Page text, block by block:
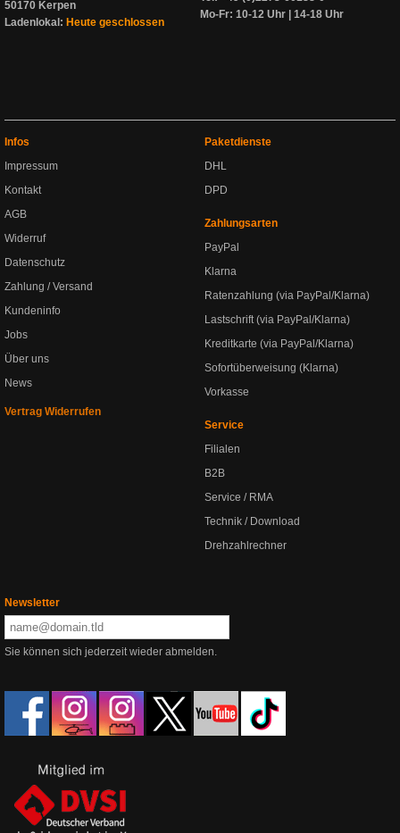
50170 Kerpen
Ladenlokal: Heute geschlossen
Mo-Fr: 10-12 Uhr | 14-18 Uhr
Infos
Impressum
Kontakt
AGB
Widerruf
Datenschutz
Zahlung / Versand
Kundeninfo
Jobs
Über uns
News
Vertrag Widerrufen
Paketdienste
DHL
DPD
Zahlungsarten
PayPal
Klarna
Ratenzahlung (via PayPal/Klarna)
Lastschrift (via PayPal/Klarna)
Kreditkarte (via PayPal/Klarna)
Sofortüberweisung (Klarna)
Vorkasse
Service
Filialen
B2B
Service / RMA
Technik / Download
Drehzahlrechner
Newsletter
Sie können sich jederzeit wieder abmelden.